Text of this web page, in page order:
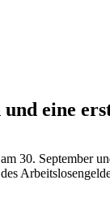
und eine
30. September